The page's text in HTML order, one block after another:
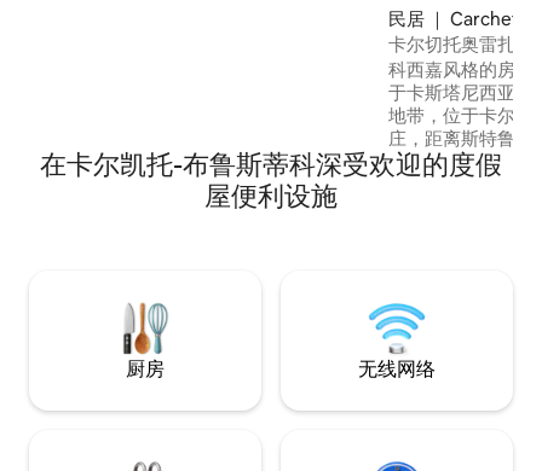
民居 ｜
卡尔切托奥雷扎
Orezza
科西嘉风格的房子
于卡斯塔尼西亚（
地带，位于卡尔
庄，距离斯特鲁
钟，从村庄出发，
道。对于最喜欢运
面包的便利店。
在卡尔凯托-布鲁斯蒂科深受欢迎的度假
屋便利设施
厨房 无线网络